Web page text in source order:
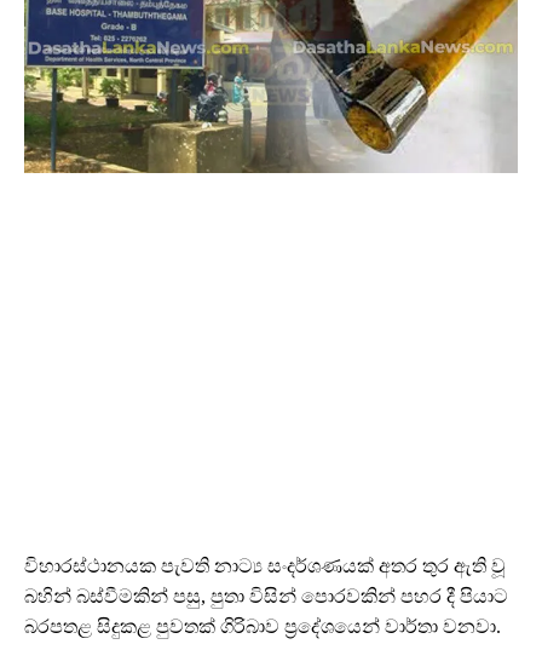
විහාරස්ථානයක පැවති නාට්‍ය සංදර්ශණයක් අතර තුර ඇති වූ
බහින් බස්වීමකින් පසු, පුතා විසින් පොරවකින් පහර දී පියාට
බරපතළ සිදුකළ පුවතක් ගිරිබාව ප්‍රදේශයෙන් වාර්තා වනවා.